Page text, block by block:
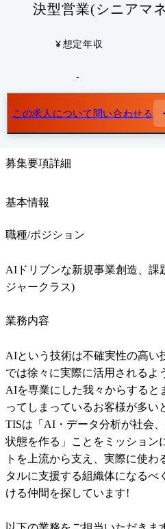
決型営業(シニアマ
想定年収
-
この求人について問い合わせる
募集要項詳細
基本情報
職種/ポジション
AIドリブンな新規事業創造、課
ジャークラス)
業務内容
AIという技術は不確実性の高い
では徐々に実際に活用されるよ
AIを専業にした我々からすると
ってしまっているお客様が多い
TISは「AI・データ分析が社会
状態を作る」ことをミッション
トを上流から支え、実際に使
タルに支援する組織体になるべ
ける仲間を探しています!